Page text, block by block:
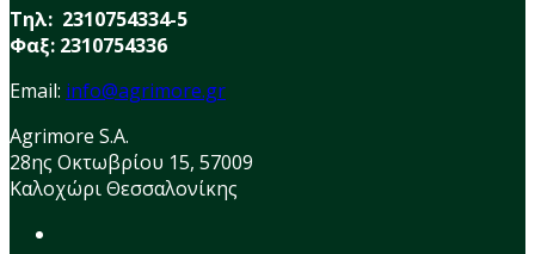
Τηλ: 2310754334-5
Φαξ: 2310754336
Email: info@agrimore.gr
Agrimore S.A.
28ης Οκτωβρίου 15, 57009
Καλοχώρι Θεσσαλονίκης